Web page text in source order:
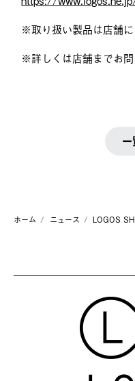
※取り扱い製品は店舗に
※詳しくは店舗までお問
ホーム ニュース LOGOS